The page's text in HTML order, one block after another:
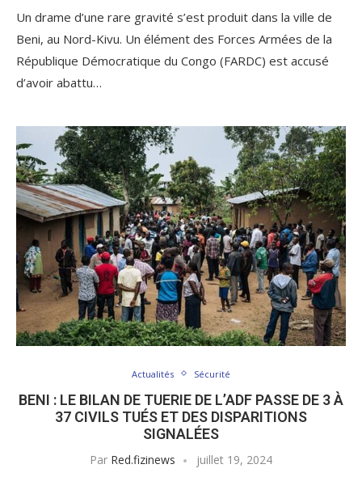
Un drame d’une rare gravité s’est produit dans la ville de
Beni, au Nord-Kivu. Un élément des Forces Armées de la
République Démocratique du Congo (FARDC) est accusé
d’avoir abattu…
Actualités Sécurité
BENI : LE BILAN DE TUERIE DE L’ADF PASSE DE 3 À
37 CIVILS TUÉS ET DES DISPARITIONS
SIGNALÉES
Par Red.fizinews juillet 19, 2024